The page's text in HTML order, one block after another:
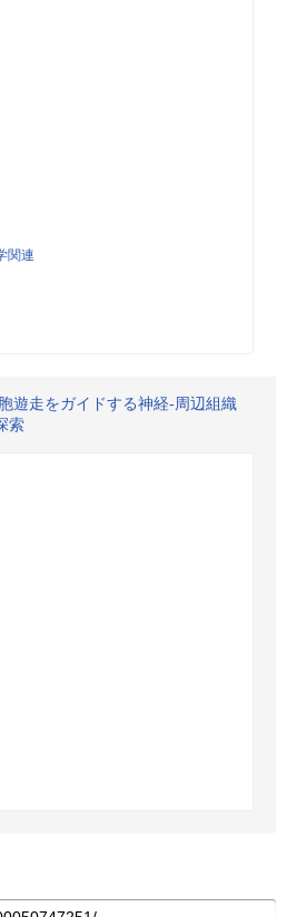
関連
遊走をガイドする神経-周辺組織
索